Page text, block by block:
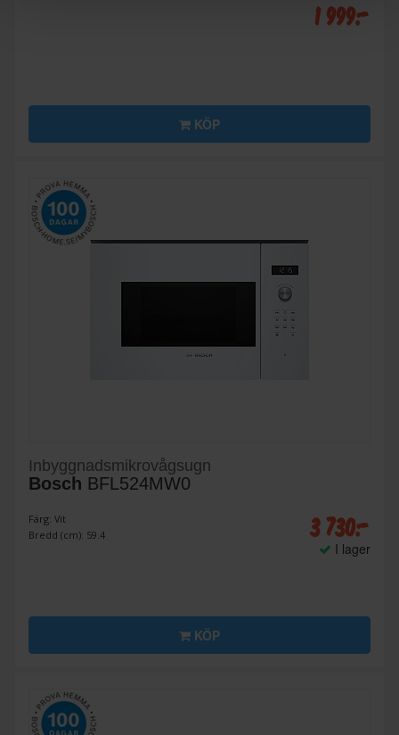
1 999:-
KÖP
Inbyggnadsmikrovågsugn
Bosch BFL524MW0
Färg: Vit
Bredd (cm): 59.4
3 730:-
I lager
KÖP